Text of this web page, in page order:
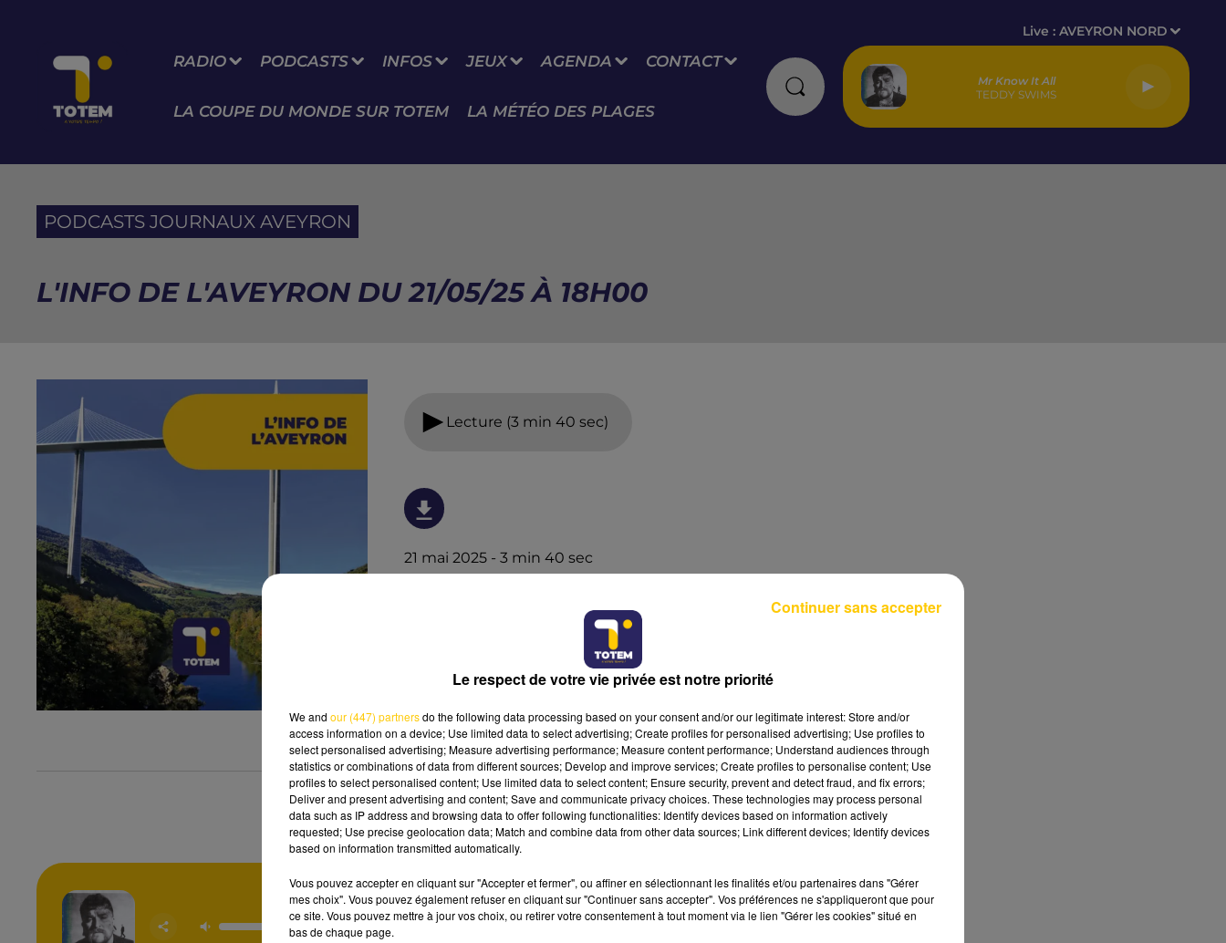
RADIO PODCASTS INFOS JEUX AGENDA CONTACT
LA COUPE DU MONDE SUR TOTEM LA MÉTÉO DES PLAGES
Live :AVEYRON NORD
Mr Know It All
TEDDY SWIMS
PODCASTS JOURNAUX AVEYRON
L'INFO DE L'AVEYRON DU 21/05/25 À 18H00
Lecture (3 min 40 sec)
21 mai 2025 - 3 min 40 sec
Mr Know It All
TEDDY SWIMS
AVEYRON NORD
Le respect de votre vie privée est notre priorité
We and our (447) partnersdo the following data processing based on your consent and/or our legitimate interest: Store and/or
access information on a device; Use limited data to select advertising; Create profiles for personalised advertising; Use profiles to
select personalised advertising; Measure advertising performance; Measure content performance; Understand audiences through
statistics or combinations of data from different sources; Develop and improve services; Create profiles to personalise content; Use
profiles to select personalised content; Use limited data to select content; Ensure security, prevent and detect fraud, and fix errors;
Deliver and present advertising and content; Save and communicate privacy choices. These technologies may process personal
data such as IP address and browsing data to offer following functionalities: Identify devices based on information actively
requested; Use precise geolocation data; Match and combine data from other data sources; Link different devices; Identify devices
based on information transmitted automatically.
Vous pouvez accepter en cliquant sur "Accepter et fermer", ou affiner en sélectionnant les finalités et/ou partenaires dans "Gérer
mes choix". Vous pouvez également refuser en cliquant sur "Continuer sans accepter". Vos préférences ne s'appliqueront que pour
ce site. Vous pouvez mettre à jour vos choix, ou retirer votre consentement à tout moment via le lien "Gérer les cookies" situé en
bas de chaque page.
Continuer sans accepter